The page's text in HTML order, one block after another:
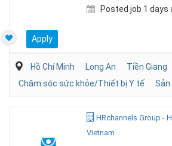
Posted job 1 days
Apply
Hồ Chí Minh Long An
Tiền Giang
Chăm sóc sức khỏe/Thiết bị Y tế
Sản
HRchannels Group -
Vietnam